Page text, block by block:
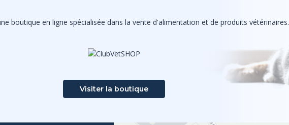
boutique en ligne spécialisée dans la vente d'alimentation et de produits vétérinaires.
Visiter la boutique